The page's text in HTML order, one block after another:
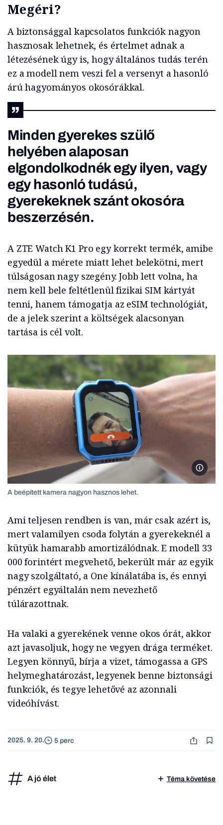
Megéri?
A biztonsággal kapcsolatos funkciók nagyon
hasznosak lehetnek, és értelmet adnak a
létezésének úgy is, hogy általános tudás terén
ez a modell nem veszi fel a versenyt a hasonló
árú hagyományos okosórákkal.
Minden gyerekes szülő
helyében alaposan
elgondolkodnék egy ilyen, vagy
egy hasonló tudású,
gyerekeknek szánt okosóra
beszerzésén.
A ZTE Watch K1 Pro egy korrekt termék, amibe
egyedül a mérete miatt lehet belekötni, mert
túlságosan nagy szegény. Jobb lett volna, ha
nem kell bele feltétlenül fizikai SIM kártyát
tenni, hanem támogatja az eSIM technológiát,
de a jelek szerint a költségek alacsonyan
tartása is cél volt.
Szalai
A beépített kamera nagyon hasznos lehet.
Ami teljesen rendben is van, már csak azért is,
mert valamilyen csoda folytán a gyerekeknél a
kütyük hamarabb amortizálódnak. E modell 33
000 forintért megvehető, bekerült már az egyik
nagy szolgáltató, a One kínálatába is, és ennyi
pénzért egyáltalán nem nevezhető
túlárazottnak.
Ha valaki a gyerekének venne okos órát, akkor
azt javasoljuk, hogy ne vegyen drága terméket.
Legyen könnyű, bírja a vizet, támogassa a GPS
helymeghatározást, legyenek benne biztonsági
funkciók, és tegye lehetővé az azonnali
videóhívást.
2025. 9. 20. 5 perc
A jó élet Téma követése